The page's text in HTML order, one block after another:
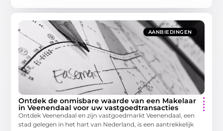
AANBIEDINGEN
Ontdek de onmisbare waarde van een Makelaar
in Veenendaal voor uw vastgoedtransacties
Ontdek Veenendaal en zijn vastgoedmarkt Veenendaal, een
stad gelegen in het hart van Nederland, is een aantrekkelijk